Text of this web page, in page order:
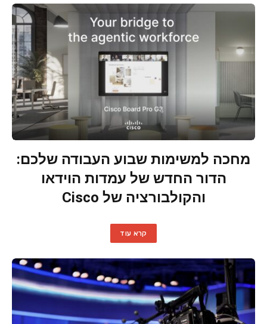
מחכה למשימות שבוע העבודה שלכם:
הדור החדש של עמדות הוידאו
והקולבורציה של Cisco
קרא עוד